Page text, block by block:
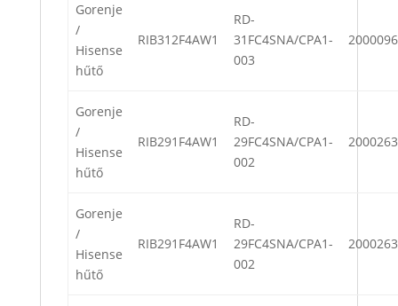
Gorenje
/
Hisense
hűtő
RIB312F4AW1
RD-
31FC4SNA/CPA1-
003
Gorenje
/
Hisense
hűtő
RIB291F4AW1
RD-
29FC4SNA/CPA1-
002
Gorenje
/
Hisense
hűtő
RIB291F4AW1
RD-
29FC4SNA/CPA1-
002